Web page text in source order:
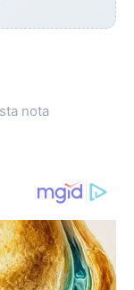
nota